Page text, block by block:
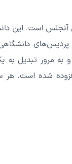
آنجلس است. این
زمان و به مرور